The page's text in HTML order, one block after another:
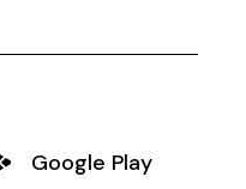
Google Play